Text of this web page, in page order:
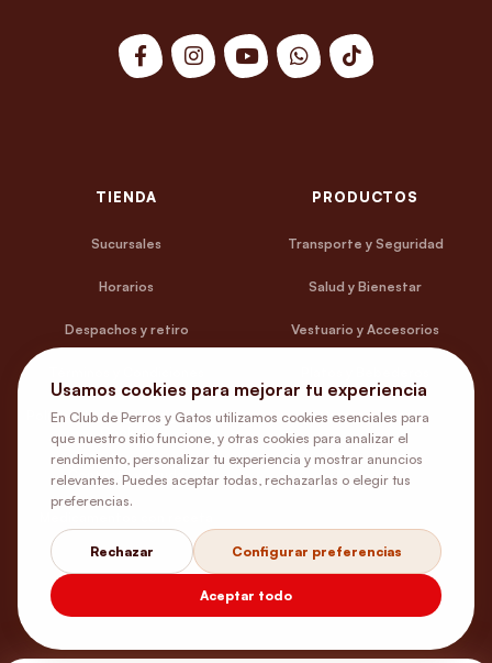
TIENDA
Sucursales
Horarios
Despachos y retiro
Política de Privacidad y Uso de
Cookies
Contacto y Ayuda
PRODUCTOS
Transporte y Seguridad
Salud y Bienestar
Vestuario y Accesorios
Camas y Estar
Entretención
Usamos cookies para mejorar tu experiencia
En Club de Perros y Gatos utilizamos cookies esenciales para
que nuestro sitio funcione, y otras cookies para analizar el
rendimiento, personalizar tu experiencia y mostrar anuncios
relevantes. Puedes aceptar todas, rechazarlas o elegir tus
preferencias.
Rechazar Configurar preferencias
Aceptar todo